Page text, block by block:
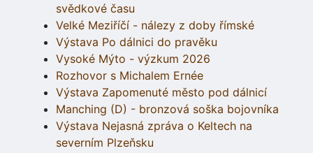
svědkové času
Velké Meziříčí - nálezy z doby římské
Výstava Po dálnici do pravěku
Vysoké Mýto - výzkum 2026
Rozhovor s Michalem Ernée
Výstava Zapomenuté město pod dálnicí
Manching (D) - bronzová soška bojovníka
Výstava Nejasná zpráva o Keltech na
severním Plzeňsku